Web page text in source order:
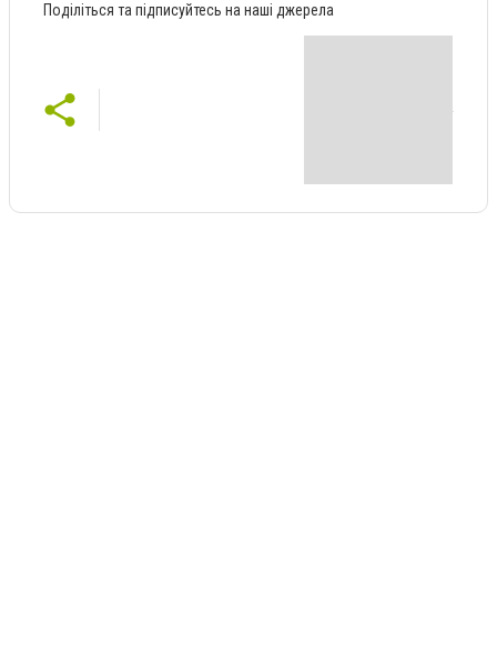
Поділіться та підписуйтесь на наші джерела